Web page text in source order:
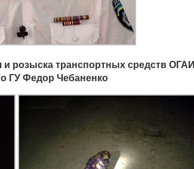
и розыска транспортных средств ОГАИ
ГУ Федор Чебаненко